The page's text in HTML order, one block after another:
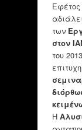
των
στον
του
Η